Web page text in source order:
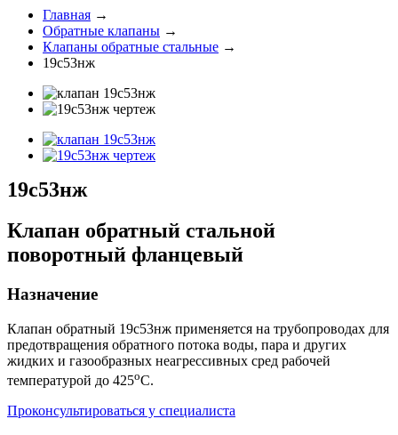
Главная →
Обратные клапаны →
Клапаны обратные стальные →
19с53нж
19с53нж
Клапан обратный стальной
поворотный фланцевый
Назначение
Клапан обратный 19с53нж применяется на трубопроводах для
предотвращения обратного потока воды, пара и других
жидких и газообразных неагрессивных сред рабочей
температурой до 425оС.
Проконсультироваться у специалиста